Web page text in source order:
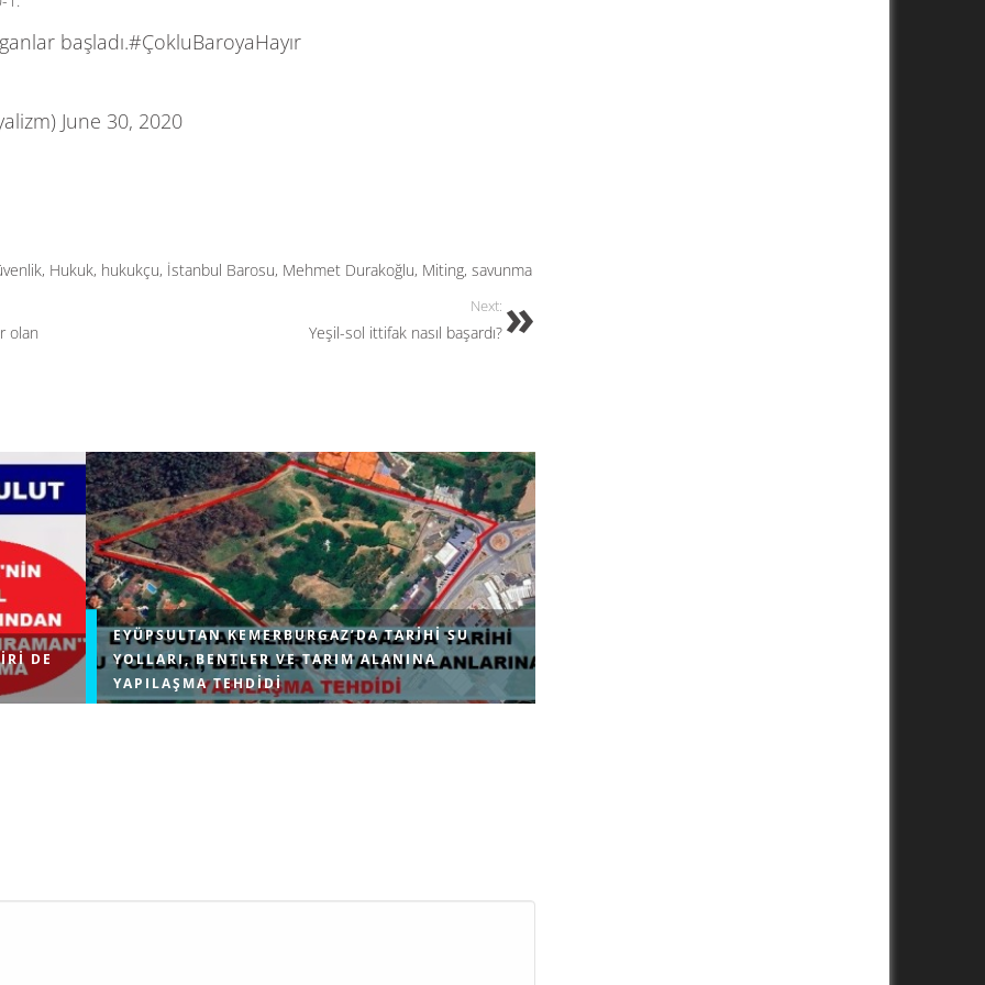
başladı.#ÇokluBaroyaHayır
June 30, 2020
, Hukuk, hukukçu, İstanbul Barosu, Mehmet Durakoğlu, Miting, savunma
olan
Next:
Yeşil-sol ittifak nasıl başardı?
DE
temel
ve
EYÜPSULTAN KEMERBURGAZ’DA TARIHI SU
YOLLARI, BENTLER VE TARIM ALANINA
YAPILAŞMA TEHDIDI